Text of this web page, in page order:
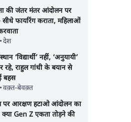
की जंतर मंतर आंदोलन पर
सीधे फायरिंग कराता, महिलाओं
•देश
‘विद्यार्थी’ नहीं, ‘अनुयायी’
रहे, राहुल गांधी के बयान से
बहस
•वक़्त-बेवक़्त
पर आरक्षण हटाओ आंदोलन का
Gen Z एकता तोड़ने की